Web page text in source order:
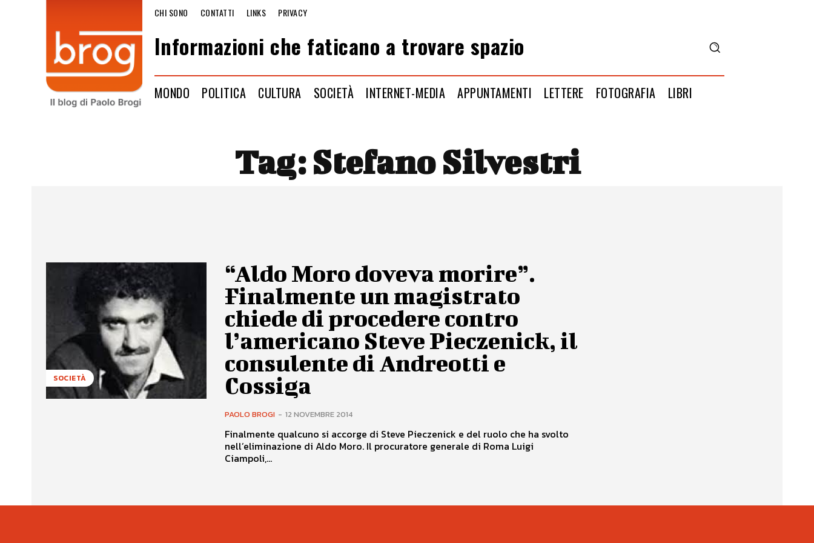
CHI SONO CONTATTI LINKS PRIVACY
Informazioni che faticano a trovare spazio
MONDO POLITICA CULTURA SOCIETÀ INTERNET-MEDIA APPUNTAMENTI LETTERE FOTOGRAFIA LIBRI
Tag:Stefano Silvestri
SOCIETÀ
“Aldo Moro doveva morire”.
Finalmente un magistrato
chiede di procedere contro
l’americano Steve Pieczenick, il
consulente di Andreotti e
Cossiga
PAOLO BROGI - 12 NOVEMBRE 2014
Finalmente qualcuno si accorge di Steve Pieczenick e del ruolo che ha svolto
nell’eliminazione di Aldo Moro. Il procuratore generale di Roma Luigi
Ciampoli,...